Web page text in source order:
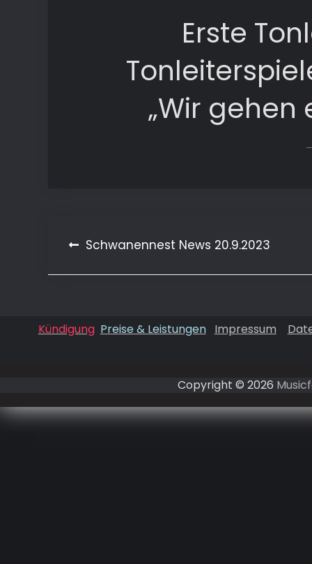
Erste
„Wir gehen
Beitragsnavigation
Schwanennest News 20.9.2023
Kündigung Preise & Leistungen Impressum
Copyright © 2026